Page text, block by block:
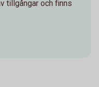
tillgångar och finns